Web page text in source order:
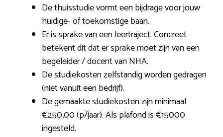
De thuisstudie vormt een bijdrage voor jouw
huidige- of toekomstige baan.
Er is sprake van een leertraject. Concreet
betekent dit dat er sprake moet zijn van een
begeleider / docent van NHA.
De studiekosten zelfstandig worden gedragen
(niet vanuit een bedrijf).
De gemaakte studiekosten zijn minimaal
€250,00 (p/jaar). Als plafond is €15000
ingesteld.